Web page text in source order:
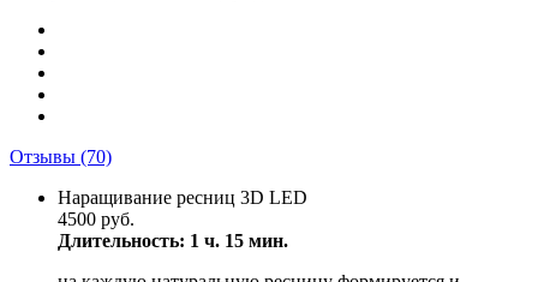
Отзывы (70)
Наращивание ресниц 3D LED
4500 руб.
Длительность: 1 ч. 15 мин.